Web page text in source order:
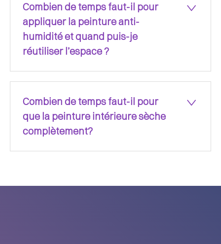
Combien de temps faut-il pour
appliquer la peinture anti-
humidité et quand puis-je
réutiliser l’espace ?
Combien de temps faut-il pour
que la peinture intérieure sèche
complètement?